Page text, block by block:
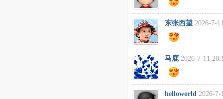
东张西望 2026-7-
马鹿 2026-7-11
helloworld 2026-7-